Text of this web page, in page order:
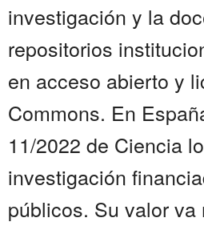
investigación y la
repositorios
en acceso abierto y
Commons. En
11/2022 de Ciencia
investigación
públicos. Su valor va